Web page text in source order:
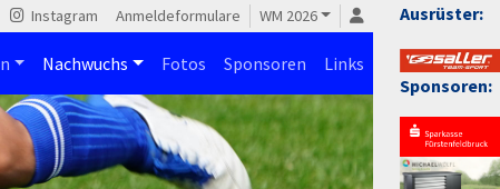
Ausrüster:
Sponsoren:
Instagram Anmeldeformulare WM 2026
Nachwuchs Fotos Sponsoren Links